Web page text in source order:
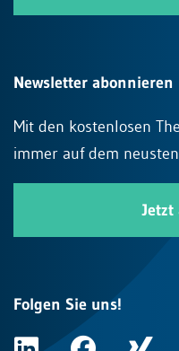
Newsletter abonnieren
Mit den kostenlosen
immer auf dem
Jetzt
Folgen Sie uns!